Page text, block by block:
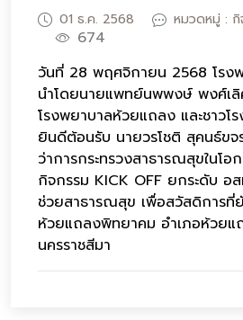
01 ธ.ค. 2568 หมวดหมู่ : กิ
674
วันที่ 28 พฤศจิกายน 2568 โรง
นำโดยนายแพทย์นพพงษ์ พงศ์เ
โรงพยาบาลห้วยแถลง และชาว
ยินดีต้อนรับ นายวรโชติ สุคนธ์ขจ
ว่าการกระทรวงสาธารณสุขในโอ
กิจกรรม KICK OFF ยกระดับ
ช่วยสาธารณสุข เพื่อสวัสดิการที่
ห้วยแถลงพิทยาคม อำเภอห้วยแ
นครราชสีมา